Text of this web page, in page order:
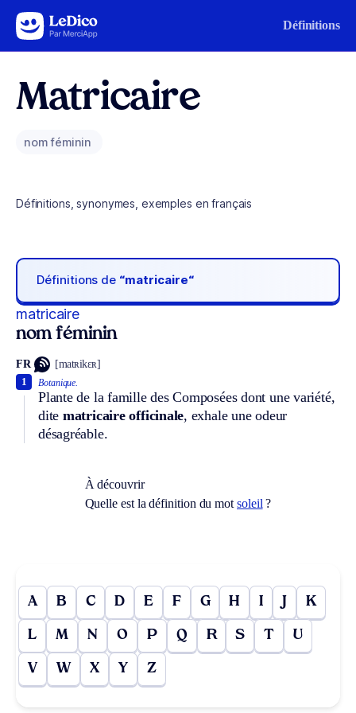
Aller au contenu Définitions
Matricaire
nom féminin
Définitions, synonymes, exemples en français
Définitions de “matricaire“
matricaire
nom féminin
FR [matʀikɛʀ]
Botanique.
Plante de la famille des Composées dont une variété,
dite matricaire officinale, exhale une odeur
désagréable.
1
À découvrir
Quelle est la définition du motsoleil ?
A B C D E F G H I J K
L M N O P Q R S T U
V W X Y Z